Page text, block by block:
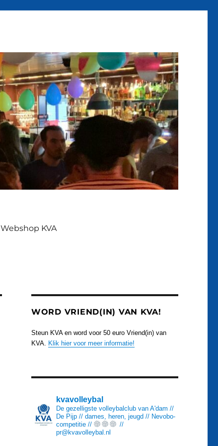
Webshop KVA
WORD VRIEND(IN) VAN KVA!
Steun KVA en word voor 50 euro Vriend(in) van
KVA. Klik hier voor meer informatie!
kvavolleybal
De gezelligste volleybalclub van A'dam //
De Pijp // dames, heren, jeugd // Nevobo-
competitie //
//
pr@kvavolleybal.nl